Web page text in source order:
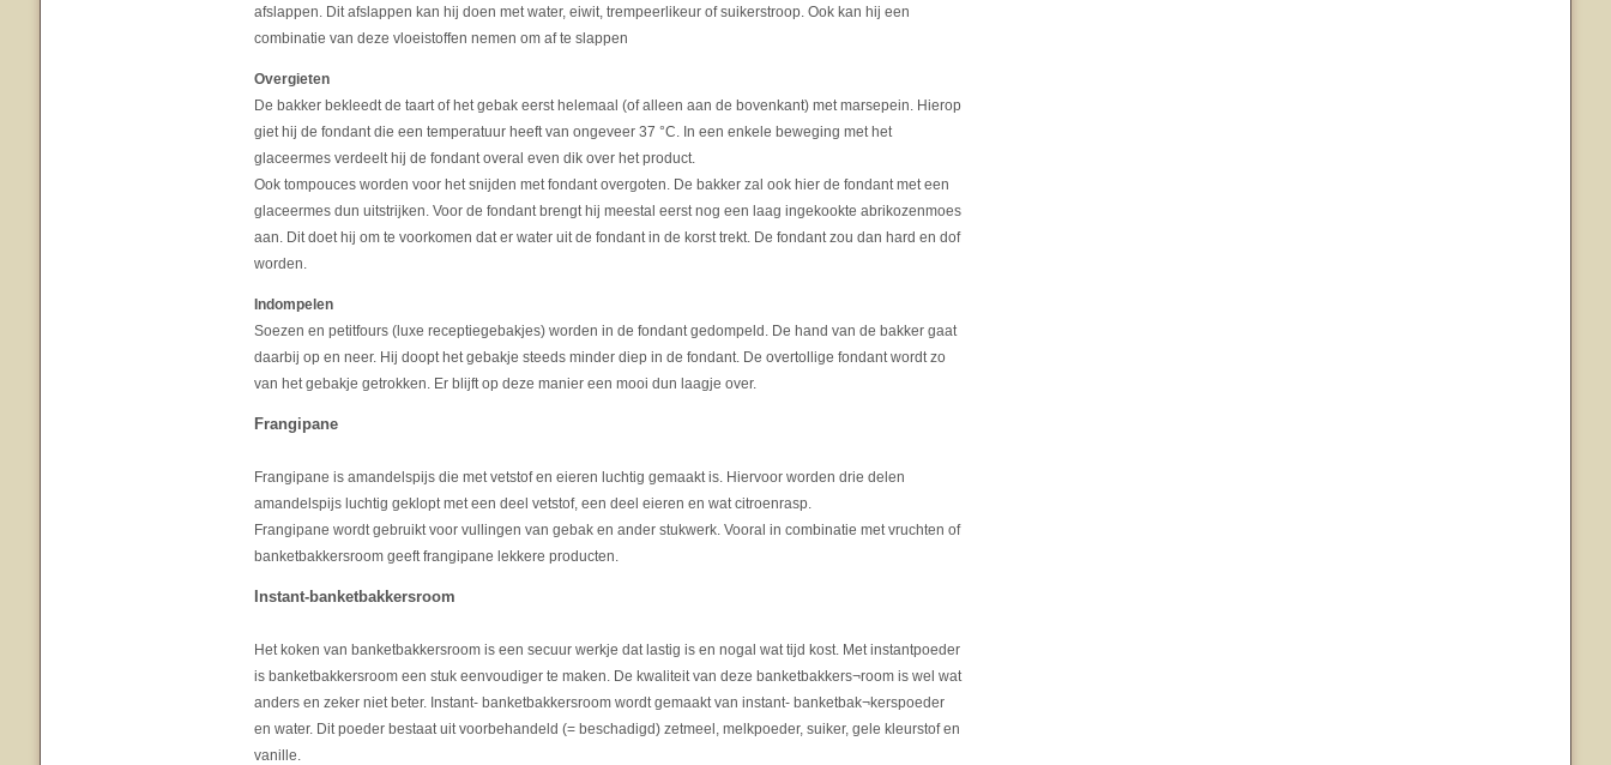
afslappen. Dit afslappen kan hij doen met water, eiwit, trempeerlikeur of suikerstroop. Ook kan hij een
combinatie van deze vloeistoffen nemen om af te slappen
Overgieten
De bakker bekleedt de taart of het gebak eerst helemaal (of alleen aan de bovenkant) met marsepein. Hierop
giet hij de fondant die een temperatuur heeft van ongeveer 37 °C. In een enkele beweging met het
glaceermes verdeelt hij de fondant overal even dik over het product.
Ook tompouces worden voor het snijden met fondant overgoten. De bakker zal ook hier de fondant met een
glaceermes dun uitstrijken. Voor de fondant brengt hij meestal eerst nog een laag ingekookte abrikozenmoes
aan. Dit doet hij om te voorkomen dat er water uit de fondant in de korst trekt. De fondant zou dan hard en dof
worden.
Indompelen
Soezen en petitfours (luxe receptiegebakjes) worden in de fondant gedompeld. De hand van de bakker gaat
daarbij op en neer. Hij doopt het gebakje steeds minder diep in de fondant. De overtollige fondant wordt zo
van het gebakje getrokken. Er blijft op deze manier een mooi dun laagje over.
Frangipane
Frangipane is amandelspijs die met vetstof en eieren luchtig gemaakt is. Hiervoor worden drie delen
amandelspijs luchtig geklopt met een deel vetstof, een deel eieren en wat citroenrasp.
Frangipane wordt gebruikt voor vullingen van gebak en ander stukwerk. Vooral in combinatie met vruchten of
banketbakkersroom geeft frangipane lekkere producten.
Instant-banketbakkersroom
Het koken van banketbakkersroom is een secuur werkje dat lastig is en nogal wat tijd kost. Met instantpoeder
is banketbakkersroom een stuk eenvoudiger te maken. De kwaliteit van deze banketbakkers¬room is wel wat
anders en zeker niet beter. Instant- banketbakkersroom wordt gemaakt van instant- banketbak¬kerspoeder
en water. Dit poeder bestaat uit voorbehandeld (= beschadigd) zetmeel, melkpoeder, suiker, gele kleurstof en
vanille.